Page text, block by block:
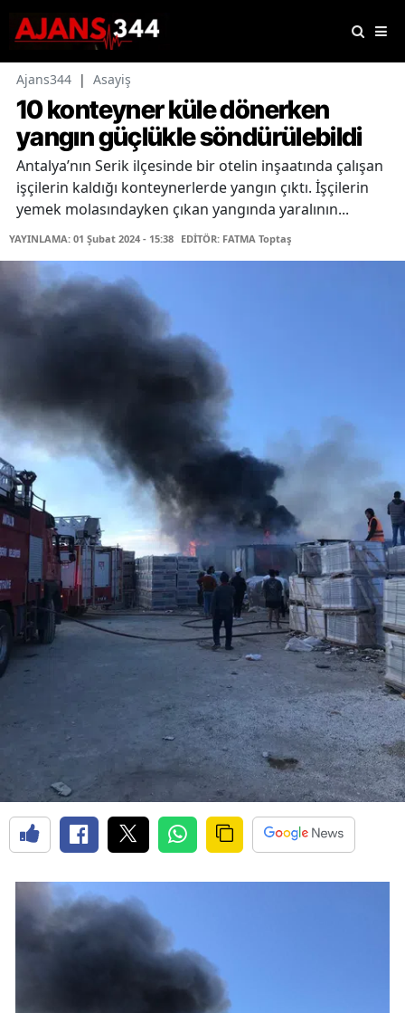
Ajans344 | Asayiş
10 konteyner küle dönerken
yangın güçlükle söndürülebildi
Antalya’nın Serik ilçesinde bir otelin inşaatında çalışan
işçilerin kaldığı konteynerlerde yangın çıktı. İşçilerin
yemek molasındayken çıkan yangında yaralının...
YAYINLAMA: 01 Şubat 2024 - 15:38 EDİTÖR: FATMA Toptaş